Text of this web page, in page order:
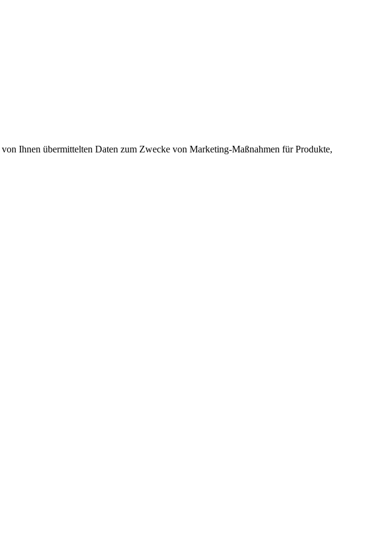
Ihnen übermittelten Daten zum Zwecke von Marketing-Maßnahmen für Produkte,